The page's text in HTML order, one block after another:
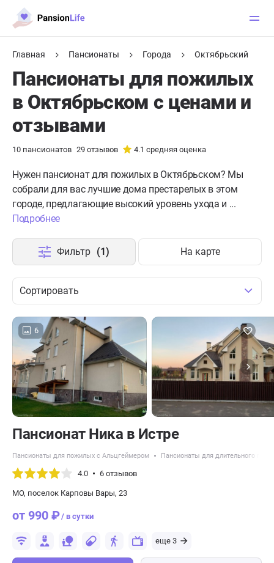
Главная Пансионаты Города Октябрьский
Пансионаты для пожилых
в Октябрьском с ценами и
отзывами
10 пансионатов 29 отзывов 4.1 средняя оценка
Нужен пансионат для пожилых в Октябрьском? Мы
собрали для вас лучшие дома престарелых в этом
городе, предлагающие высокий уровень ухода и ...
Подробнее
Сортировать
Фильтр (1) На карте
6
Пансионат Ника в Истре
Пансионаты для пожилых с Альцгеймером Пансионаты для длительного
4.0 6 отзывов
МО, поселок Карповы Вары, 23
от 990 ₽/ в сутки
еще 3